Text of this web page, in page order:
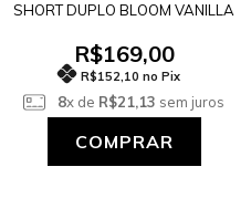
SHORT DUPLO BLOOM VANILLA
R$169,00
R$152,10 no Pix
8x de R$21,13 sem juros
COMPRAR